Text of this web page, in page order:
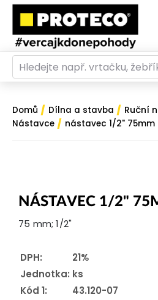
Domů / Dílna a stavba / Ruční
Nástavce / nástavec 1/2" 75mm
NÁSTAVEC 1/2"
75 mm; 1/2"
DPH:
21%
Jednotka: ks
Kód 1:
43.120-07